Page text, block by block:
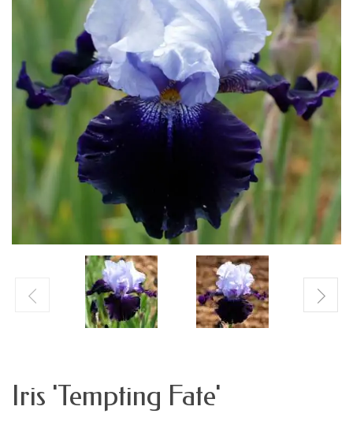
Iris 'Tempting Fate'